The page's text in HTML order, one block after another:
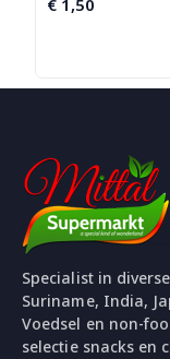
€ 1,50
Specialist in
Suriname, India,
Voedsel en non-
selectie snacks en